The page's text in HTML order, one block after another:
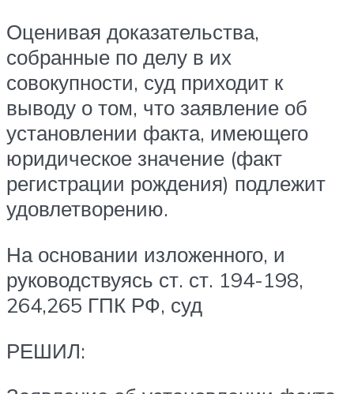
Оценивая доказательства,
собранные по делу в их
совокупности, суд приходит к
выводу о том, что заявление об
установлении факта, имеющего
юридическое значение (факт
регистрации рождения) подлежит
удовлетворению.
На основании изложенного, и
руководствуясь ст. ст. 194-198,
264,265 ГПК РФ, суд
РЕШИЛ: